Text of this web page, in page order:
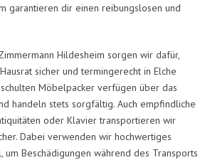
garantieren dir einen reibungslosen und
Hildesheim sorgen wir dafür,
sicher und termingerecht in Elche
Möbelpacker verfügen über das
handeln stets sorgfältig. Auch empfindliche
oder Klavier transportieren wir
Dabei verwenden wir hochwertiges
um Beschädigungen während des Transports